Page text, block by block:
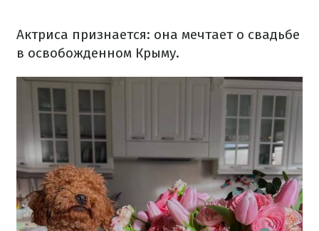
Актриса признается: она мечтает о свадьбе
в освобожденном Крыму.